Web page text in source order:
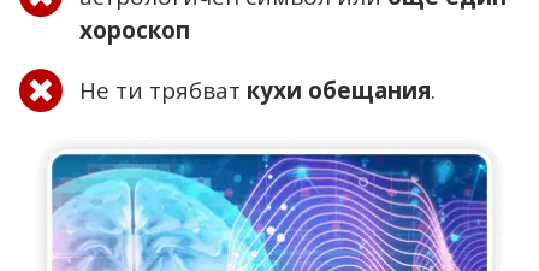
хороскоп
Не ти трябват кухи обещания.